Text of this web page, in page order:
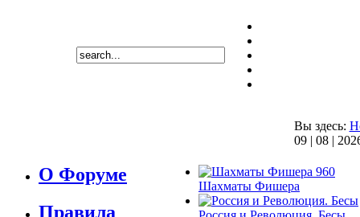
Вы здесь:
09 | 08 |
О Форуме
Правила
Шахматы Фишера